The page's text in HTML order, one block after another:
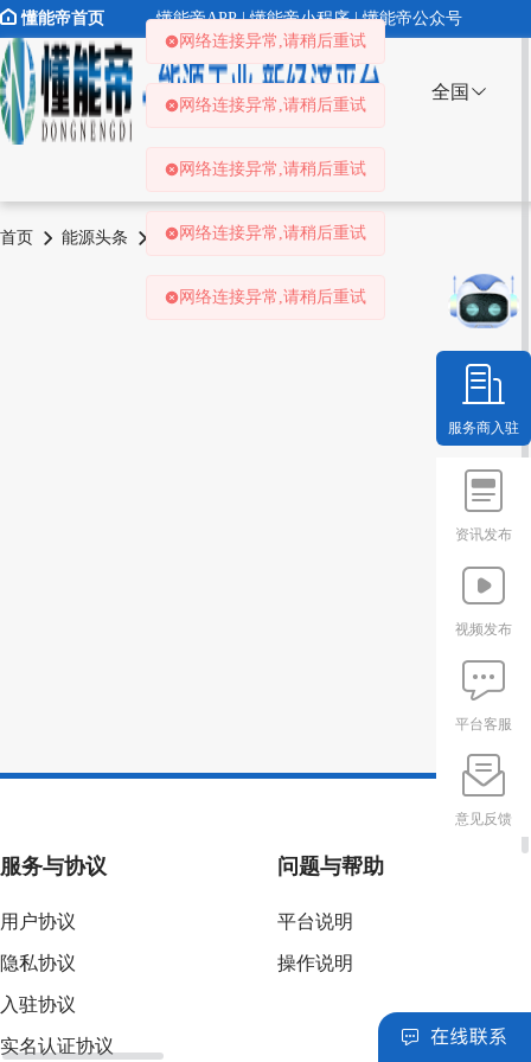
懂能帝首页 懂能帝APP | 懂能帝小程序 | 懂能帝公众号
全国
首页 能源头条 推荐 资讯详情
服务商入驻
资讯发布
视频发布
平台客服
意见反馈
服务与协议
用户协议
隐私协议
入驻协议
实名认证协议
问题与帮助
平台说明
操作说明
网络连接异常,请稍后重试
网络连接异常,请稍后重试
网络连接异常,请稍后重试
网络连接异常,请稍后重试
网络连接异常,请稍后重试